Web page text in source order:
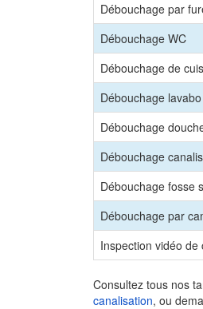
Débouchage par
Débouchage WC
Débouchage de
Débouchage
Débouchage
Débouchage
Débouchage fosse
Débouchage par
Inspection vidéo
Consultez tous nos
canalisation, ou